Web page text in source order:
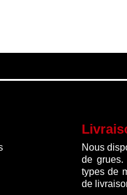
Nous
de grues.
types de
de